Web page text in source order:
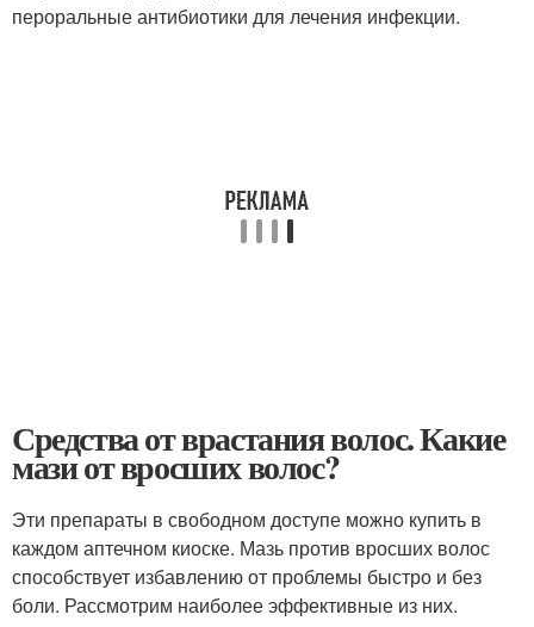
пероральные антибиотики для лечения инфекции.
Средства от врастания волос. Какие
мази от вросших волос?
Эти препараты в свободном доступе можно купить в
каждом аптечном киоске. Мазь против вросших волос
способствует избавлению от проблемы быстро и без
боли. Рассмотрим наиболее эффективные из них.